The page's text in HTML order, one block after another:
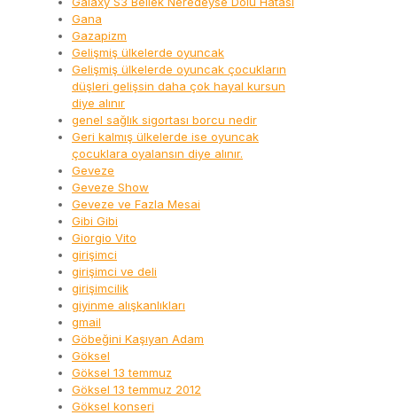
Gana
Gazapizm
Gelişmiş ülkelerde oyuncak
Gelişmiş ülkelerde oyuncak çocukların
düşleri gelişsin daha çok hayal kursun
diye alınır
genel sağlık sigortası borcu nedir
Geri kalmış ülkelerde ise oyuncak
çocuklara oyalansın diye alınır.
Geveze
Geveze Show
Geveze ve Fazla Mesai
Gibi Gibi
Giorgio Vito
girişimci
girişimci ve deli
girişimcilik
giyinme alışkanlıkları
gmail
Göbeğini Kaşıyan Adam
Göksel
Göksel 13 temmuz
Göksel 13 temmuz 2012
Göksel konseri